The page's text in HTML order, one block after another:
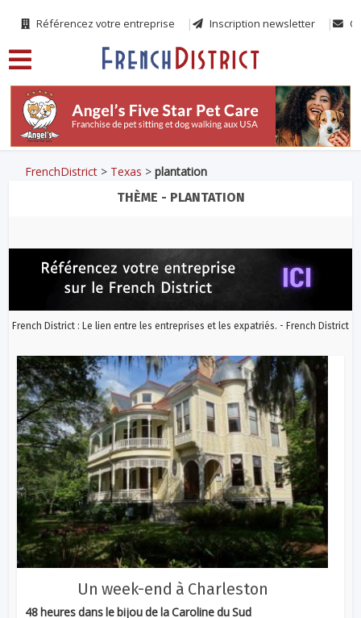
Référencez votre entreprise Inscription newsletter
FrenchDistrict > Texas >plantation
THÈME - PLANTATION
French District : Le lien entre les entreprises et les expatriés. - French District
Un week-end à Charleston
48 heures dans le bijou de la Caroline du Sud